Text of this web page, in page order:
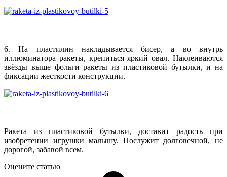
6. На пластилин накладывается бисер, а во внутрь
иллюминатора ракеты, крепиться яркий овал. Наклеиваются
звёзды выше фольги ракеты из пластиковой бутылки, и на
фиксации жесткости конструкции.
Ракета из пластиковой бутылки, доставит радость при
изобретении игрушки малышу. Послужит долговечной, не
дорогой, забавой всем.
Оцените статью